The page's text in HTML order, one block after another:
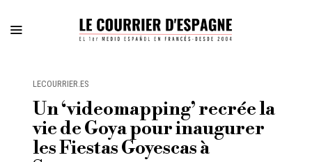
LECOURRIER.ES
Un ‘videomapping’ recrée la
vie de Goya pour inaugurer
les Fiestas Goyescas à